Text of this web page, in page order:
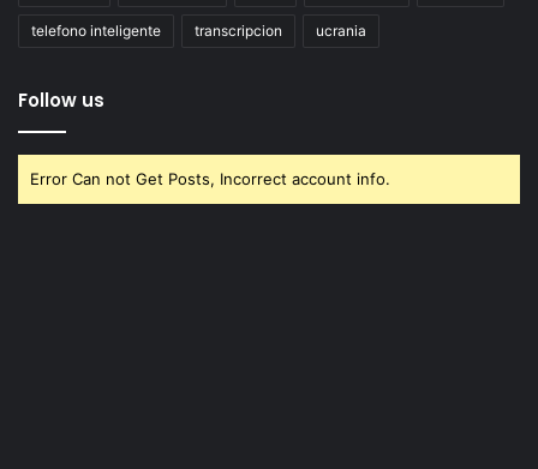
telefono inteligente transcripcion ucrania
Follow us
Error Can not Get Posts, Incorrect account info.